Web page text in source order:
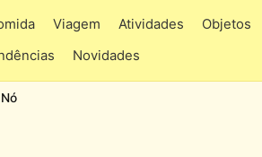
Viagem Atividades Objetos
Novidades
Nó